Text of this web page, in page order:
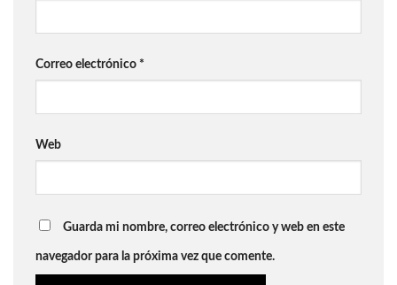
Correo electrónico *
Web
Guarda mi nombre, correo electrónico y web en este
navegador para la próxima vez que comente.